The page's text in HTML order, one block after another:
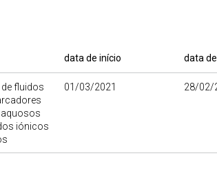
data de início data
fluidos
iónicos
01/03/2021 28/02/